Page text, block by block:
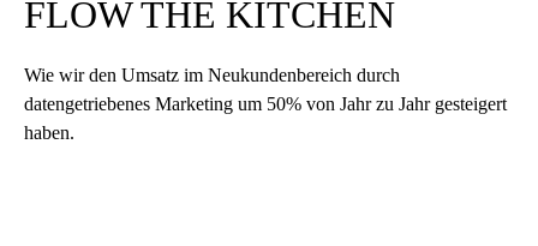
FLOW THE KITCHEN
Wie wir den Umsatz im Neukundenbereich durch
datengetriebenes Marketing um 50% von Jahr zu Jahr gesteigert
haben.